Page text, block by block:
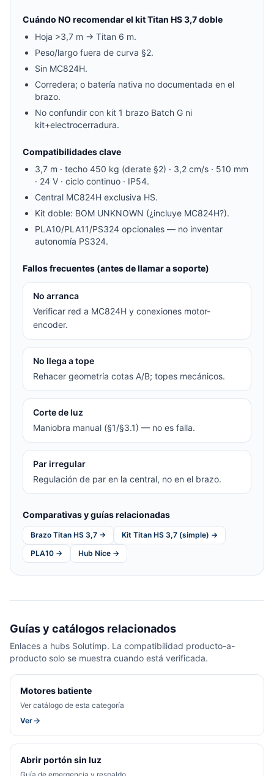
Cuándo NO recomendar el kit Titan HS 3,7 doble
Hoja >3,7 m → Titan 6 m.
Peso/largo fuera de curva §2.
Sin MC824H.
Corredera; o batería nativa no documentada en el
brazo.
No confundir con kit 1 brazo Batch G ni
kit+electrocerradura.
Compatibilidades clave
3,7 m · techo 450 kg (derate §2) · 3,2 cm/s · 510 mm
· 24 V · ciclo continuo · IP54.
Central MC824H exclusiva HS.
Kit doble: BOM UNKNOWN (¿incluye MC824H?).
PLA10/PLA11/PS324 opcionales — no inventar
autonomía PS324.
Fallos frecuentes (antes de llamar a soporte)
No arranca
Verificar red a MC824H y conexiones motor-
encoder.
No llega a tope
Rehacer geometría cotas A/B; topes mecánicos.
Corte de luz
Maniobra manual (§1/§3.1) — no es falla.
Par irregular
Regulación de par en la central, no en el brazo.
Comparativas y guías relacionadas
Brazo Titan HS 3,7 →
Kit Titan HS 3,7 (simple) →
PLA10 →
Hub Nice →
Guías y catálogos relacionados
Enlaces a hubs Solutimp. La compatibilidad producto-a-
producto solo se muestra cuando está verificada.
Motores batiente
Ver catálogo de esta categoría
Ver
Abrir portón sin luz